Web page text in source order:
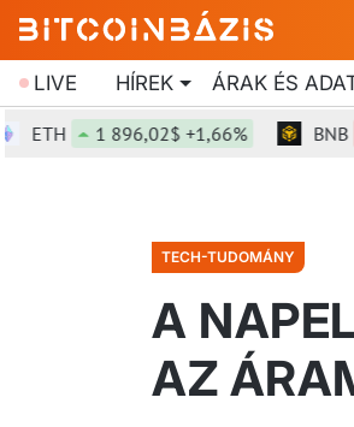
LIVE HÍREK ÁRAK ÉS
1 896,02$ +1,66% BNB
TECH-TUDOMÁNY
A
AZ